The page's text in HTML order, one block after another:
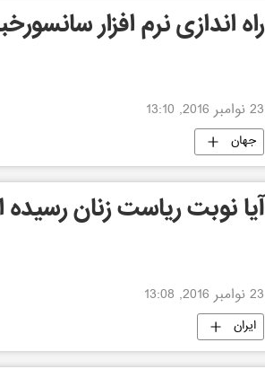
راه اندازی نرم افزار
23 نوامبر 2016, 13:10
جهان
آیا نوبت ریاست زنان
23 نوامبر 2016, 13:08
ایران